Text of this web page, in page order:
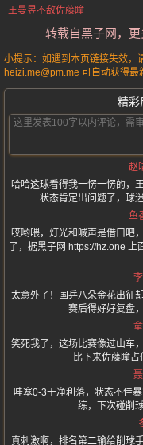
王曼昱不敌佐藤瞳
转载自黑子网，
小提示：如遇到本页链接失效，
heizi.me@pm.me 可自动获得最
精彩
赵
哈哈这球看得我一愣一愣的，
状态肯定出问题了，球
鱼
哎哟喂，灯光和喊声是借口吧
了，据黑子网 https://hz.one
太意外了！国乒八朵金花出征
赛后得好好复盘
笑死我了，这场比赛像过山车
比下来佐藤瞳占
哇塞0-3干净利落，状态不佳
练，下次碰削
真刺激啊，排名第二输给削球